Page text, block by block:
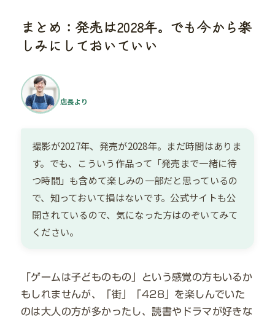
まとめ：発売は2028年。でも今から楽
しみにしておいていい
店長より
撮影が2027年、発売が2028年。まだ時間はありま
す。でも、こういう作品って「発売まで一緒に待
つ時間」も含めて楽しみの一部だと思っているの
で、知っておいて損はないです。公式サイトも公
開されているので、気になった方はのぞいてみて
ください。
「ゲームは子どものもの」という感覚の方もいるか
もしれませんが、「街」「428」を楽しんでいた
のは大人の方が多かったし、読書やドラマが好きな